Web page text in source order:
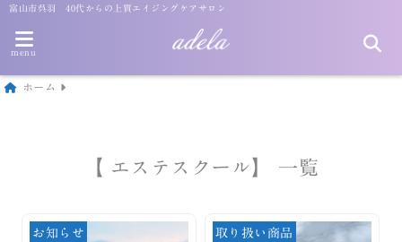
富山市呉羽 40代からの上質エイジングケアサロン
menu
ホーム
【 エステスクール】 一覧
お知らせ 取り扱い商品